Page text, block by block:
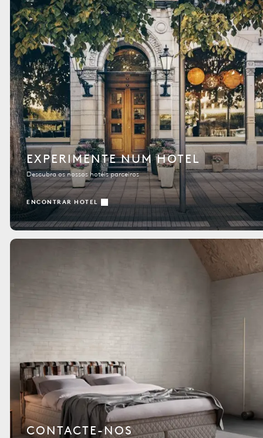
EXPERIMENTE NUM HOTEL
Descubra os nossos hotéis parceiros
ENCONTRAR HOTEL
CONTACTE-NOS